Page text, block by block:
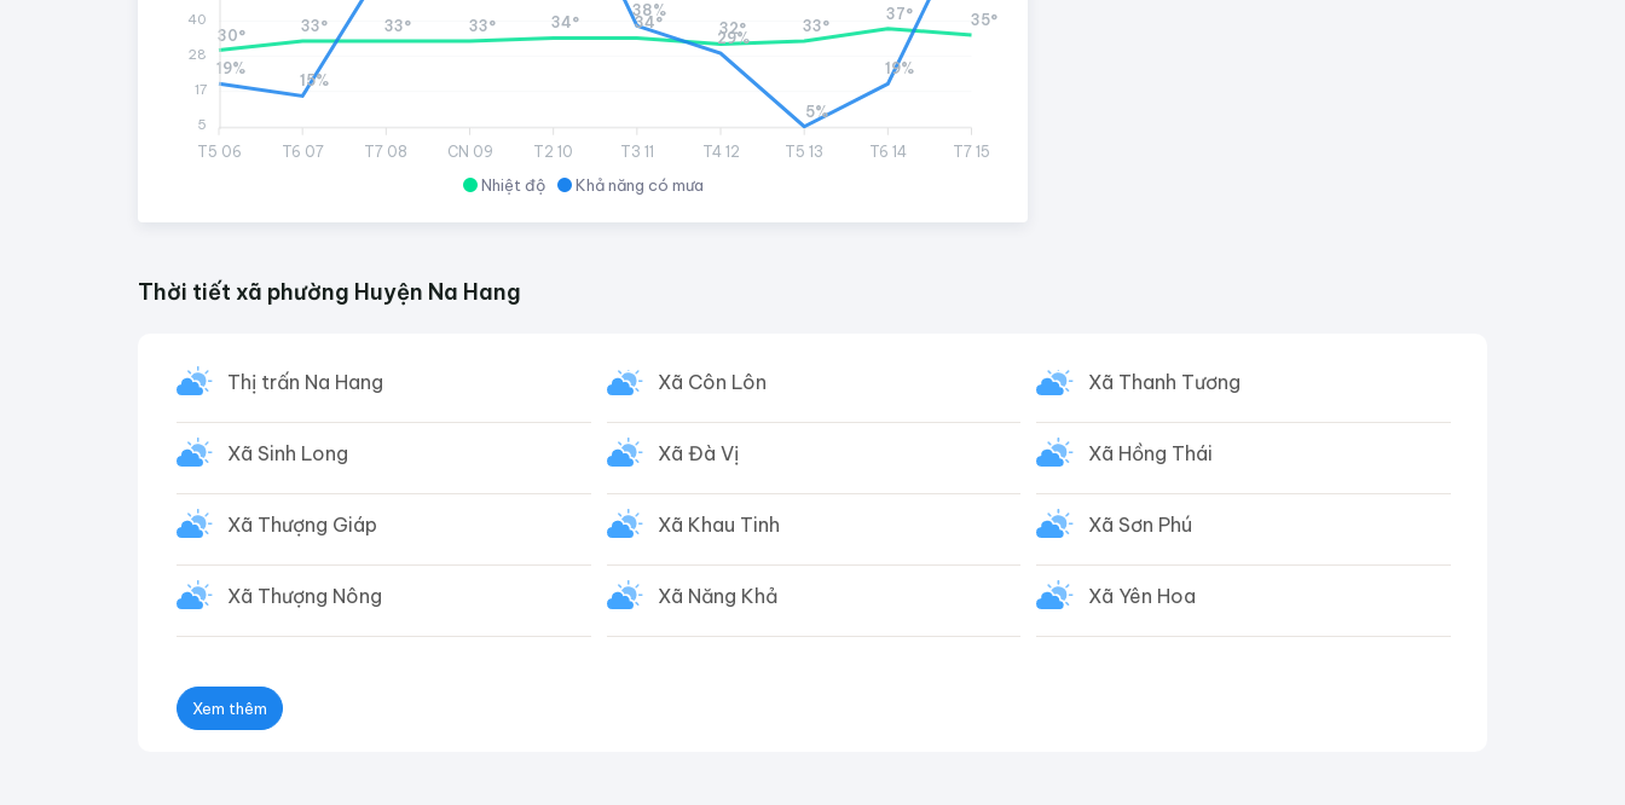
Nhiệt độ Khả năng có mưa
T5 06 T6 07 T7 08 CN 09 T2 10 T3 11 T4 12 T5 13 T6 14 T7 15
30°
33° 33° 33° 34° 34° 32° 33°
37° 35°
19%
15%
38%
29%
5%
19%
40
28
17
5
Thời tiết xã phường Huyện Na Hang
Thị trấn Na Hang
Xã Sinh Long
Xã Thượng Giáp
Xã Thượng Nông
Xã Côn Lôn
Xã Đà Vị
Xã Khau Tinh
Xã Năng Khả
Xã Thanh Tương
Xã Hồng Thái
Xã Sơn Phú
Xã Yên Hoa
Xem thêm